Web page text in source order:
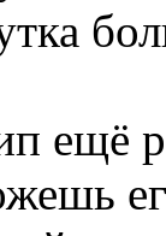
ещё